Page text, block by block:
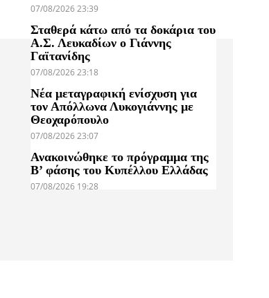
07/08/2026 23:39
Σταθερά κάτω από τα δοκάρια του
Α.Σ. Λευκαδίων ο Γιάννης
Γαϊτανίδης
07/08/2026 23:18
Νέα μεταγραφική ενίσχυση για
τον Απόλλωνα Λυκογιάννης με
Θεοχαρόπουλο
07/08/2026 23:07
Ανακοινώθηκε το πρόγραμμα της
Β’ φάσης του Κυπέλλου Ελλάδας
07/08/2026 19:28